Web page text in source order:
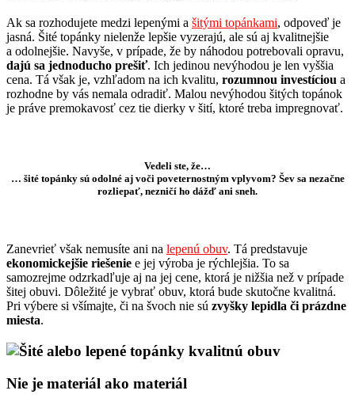
Ak sa rozhodujete medzi lepenými a šitými topánkami, odpoveď je
jasná. Šité topánky nielenže lepšie vyzerajú, ale sú aj kvalitnejšie
a odolnejšie. Navyše, v prípade, že by náhodou potrebovali opravu,
dajú sa jednoducho prešiť. Ich jedinou nevýhodou je len vyššia
cena. Tá však je, vzhľadom na ich kvalitu, rozumnou investíciou a
rozhodne by vás nemala odradiť. Malou nevýhodou šitých topánok
je práve premokavosť cez tie dierky v šití, ktoré treba impregnovať.
Vedeli ste, že…
… šité topánky sú odolné aj voči poveternostným vplyvom? Šev sa nezačne
rozliepať, nezničí ho dážď ani sneh.
Zanevrieť však nemusíte ani na lepenú obuv. Tá predstavuje
ekonomickejšie riešenie e jej výroba je rýchlejšia. To sa
samozrejme odzrkadľuje aj na jej cene, ktorá je nižšia než v prípade
šitej obuvi. Dôležité je vybrať obuv, ktorá bude skutočne kvalitná.
Pri výbere si všímajte, či na švoch nie sú zvyšky lepidla či prázdne
miesta.
Nie je materiál ako materiál